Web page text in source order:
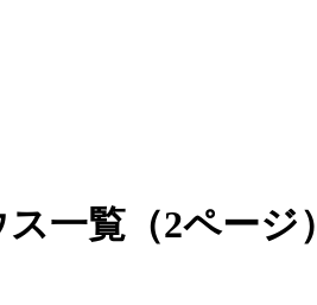
一覧（2ページ）